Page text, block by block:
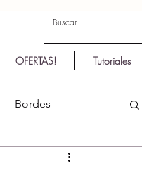
OFERTAS! Tutoriales
Bordes